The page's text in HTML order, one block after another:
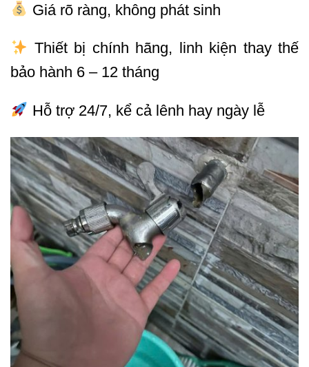
Giá rõ ràng, không phát sinh
Thiết bị chính hãng, linh kiện thay thế
bảo hành 6 – 12 tháng
Hỗ trợ 24/7, kể cả lênh hay ngày lễ